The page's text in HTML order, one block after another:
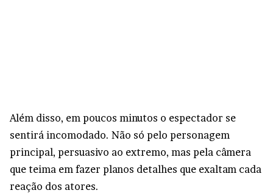
Além disso, em poucos minutos o espectador se
sentirá incomodado. Não só pelo personagem
principal, persuasivo ao extremo, mas pela câmera
que teima em fazer planos detalhes que exaltam cada
reação dos atores.